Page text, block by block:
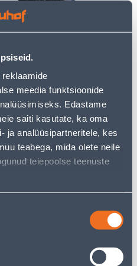
meedia funktsioonide
Edastame
saiti kasutate, ka oma
ja analüüsipartneritele, kes
teabega, mida olete neile
teiepoolse teenuste
TOAKASVUHOONE VEFI
53X32CM 48 POTIGA MUST
18.12 €
11.78 €
для
авторизованного
клиента
KOOKOSBRIKETT SEKLOS